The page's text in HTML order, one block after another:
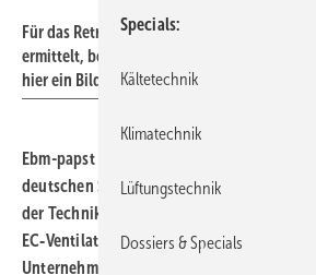
Für das Retrofit bei ebm-papst wurden
ermittelt, bei denen einen Austausch der
hier ein Bild aus Mulfingen.
Ebm-papst bringt die lufttechnischen
deutschen Standorten durch ein Retrofit
der Technik, auch mit einem Austausch der
EC‑Ventilatoren. Durch das Upgrade bei
Unternehmen insgesamt rund 10 Prozent
Specials
Kältetechnik
Klimatechnik
Lüftungstechnik
Dossiers & Specials